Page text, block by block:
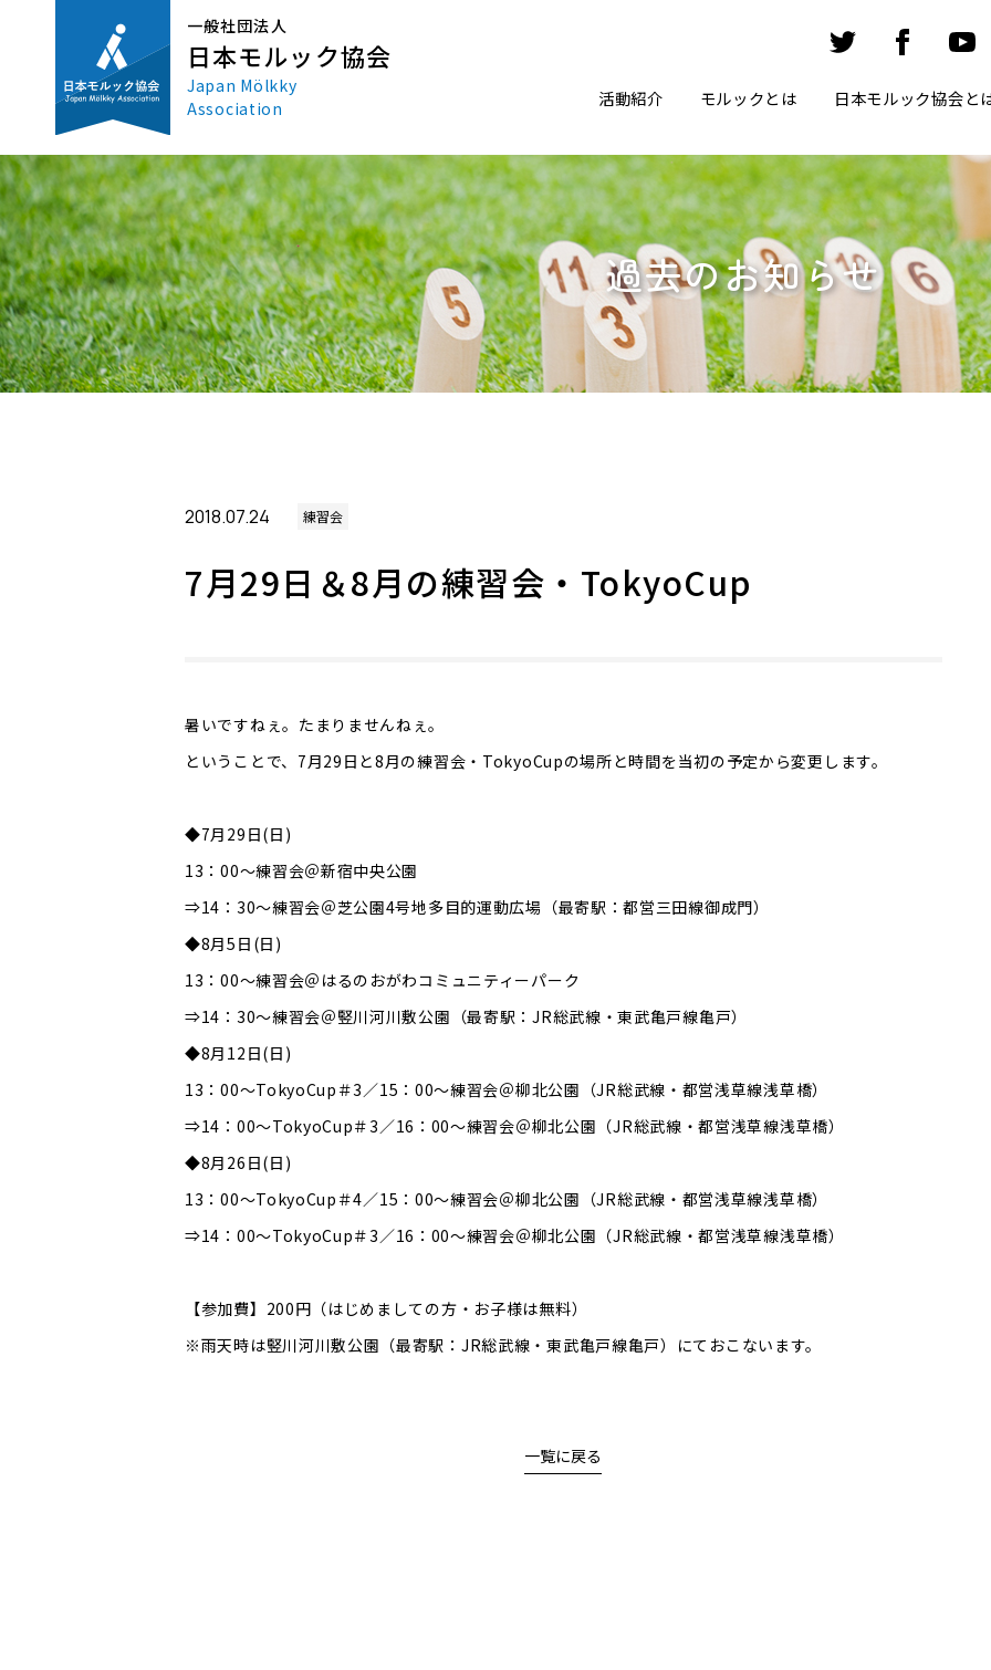
一般社団法人
日本モルック協会
Japan Mölkky
Association
活動紹介 モルックとは 日本モルック協会と
過去のお知らせ
2018.07.24 練習会
7月29日＆8月の練習会・TokyoCup
暑いですねぇ。たまりませんねぇ。
ということで、7月29日と8月の練習会・TokyoCupの場所と時間を当初の予定から変更します。
◆7月29日(日)
13：00～練習会＠新宿中央公園
⇒14：30～練習会＠芝公園4号地多目的運動広場（最寄駅：都営三田線御成門）
◆8月5日(日)
13：00～練習会＠はるのおがわコミュニティーパーク
⇒14：30～練習会＠竪川河川敷公園（最寄駅：JR総武線・東武亀戸線亀戸）
◆8月12日(日)
13：00～TokyoCup＃3／15：00～練習会＠柳北公園（JR総武線・都営浅草線浅草橋）
⇒14：00～TokyoCup＃3／16：00～練習会＠柳北公園（JR総武線・都営浅草線浅草橋）
◆8月26日(日)
13：00～TokyoCup＃4／15：00～練習会＠柳北公園（JR総武線・都営浅草線浅草橋）
⇒14：00～TokyoCup＃3／16：00～練習会＠柳北公園（JR総武線・都営浅草線浅草橋）
【参加費】200円（はじめましての方・お子様は無料）
※雨天時は竪川河川敷公園（最寄駅：JR総武線・東武亀戸線亀戸）にておこないます。
一覧に戻る